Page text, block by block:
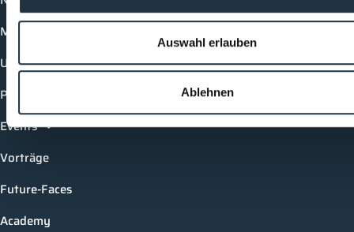
Auswahl erlauben
Ablehnen
Mediathek
Unternehmen
Produkte
Events
Vorträge
Future-Faces
Academy